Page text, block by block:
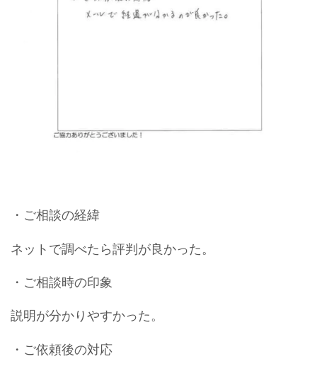
・ご相談の経緯
ネットで調べたら評判が良かった。
・ご相談時の印象
説明が分かりやすかった。
・ご依頼後の対応